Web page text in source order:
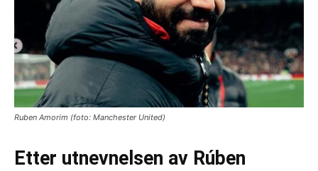
Ruben Amorim (foto: Manchester United)
Etter utnevnelsen av Rúben